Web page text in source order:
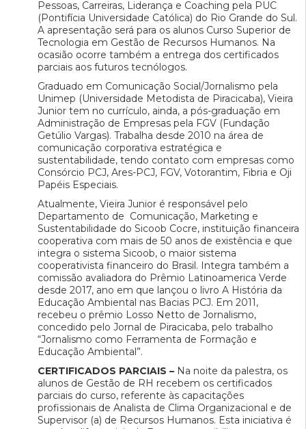
Pessoas, Carreiras, Liderança e Coaching pela PUC
(Pontifícia Universidade Católica) do Rio Grande do Sul.
A apresentação será para os alunos Curso Superior de
Tecnologia em Gestão de Recursos Humanos. Na
ocasião ocorre também a entrega dos certificados
parciais aos futuros tecnólogos.
Graduado em Comunicação Social/Jornalismo pela
Unimep (Universidade Metodista de Piracicaba), Vieira
Junior tem no currículo, ainda, a pós-graduação em
Administração de Empresas pela FGV (Fundação
Getúlio Vargas). Trabalha desde 2010 na área de
comunicação corporativa estratégica e
sustentabilidade, tendo contato com empresas como
Consórcio PCJ, Ares-PCJ, FGV, Votorantim, Fibria e Oji
Papéis Especiais.
Atualmente, Vieira Junior é responsável pelo
Departamento de Comunicação, Marketing e
Sustentabilidade do Sicoob Cocre, instituição financeira
cooperativa com mais de 50 anos de existência e que
integra o sistema Sicoob, o maior sistema
cooperativista financeiro do Brasil. Integra também a
comissão avaliadora do Prêmio Latinoamerica Verde
desde 2017, ano em que lançou o livro A História da
Educação Ambiental nas Bacias PCJ. Em 2011,
recebeu o prêmio Losso Netto de Jornalismo,
concedido pelo Jornal de Piracicaba, pelo trabalho
“Jornalismo como Ferramenta de Formação e
Educação Ambiental”.
CERTIFICADOS PARCIAIS – Na noite da palestra, os
alunos de Gestão de RH recebem os certificados
parciais do curso, referente às capacitações
profissionais de Analista de Clima Organizacional e de
Supervisor (a) de Recursos Humanos. Esta iniciativa é